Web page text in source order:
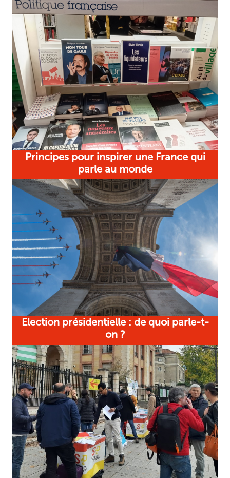
Principes pour inspirer une France qui
parle au monde
Election présidentielle : de quoi parle-t-
on ?